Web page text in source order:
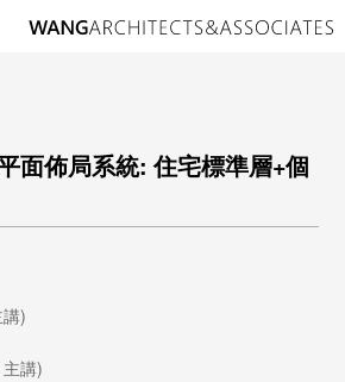
面佈局系統: 住宅標準層+個
)
講)